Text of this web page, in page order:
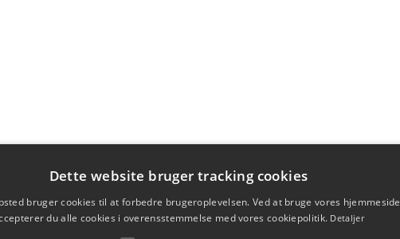
Dette website bruger tracking cookies
bruger cookies til at forbedre brugeroplevelsen. Ved at bruge vores hjemmeside
du alle cookies i overensstemmelse med vores cookiepolitik. Detaljer